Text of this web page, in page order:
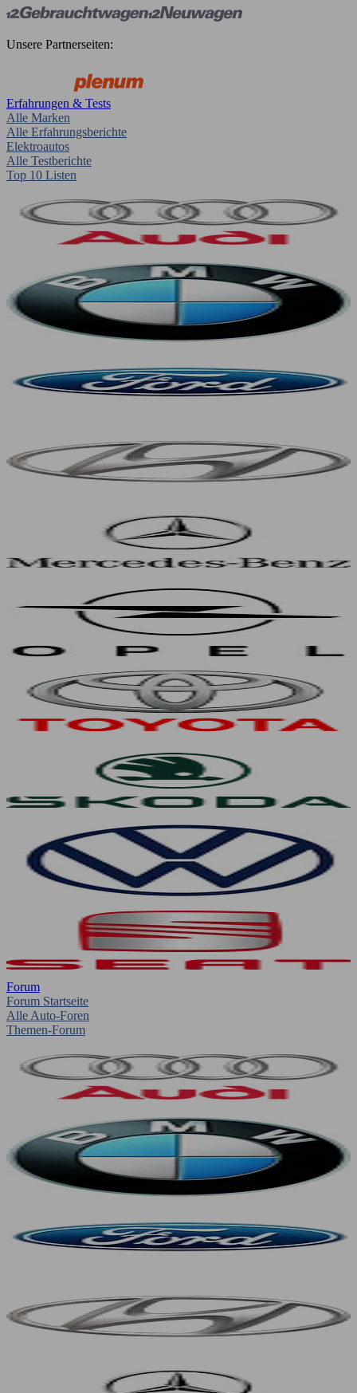
Unsere Partnerseiten:
Erfahrungen & Tests
Alle Marken
Alle Erfahrungsberichte
Elektroautos
Alle Testberichte
Top 10 Listen
Forum
Forum Startseite
Alle Auto-Foren
Themen-Forum